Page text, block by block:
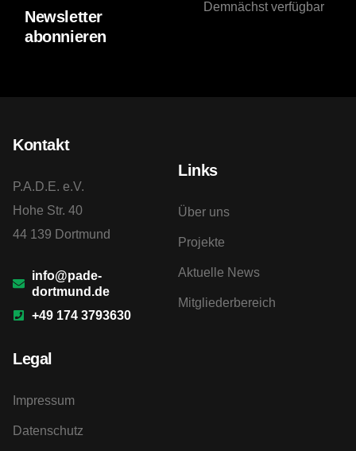
Newsletter
abonnieren
Demnächst verfügbar
Kontakt
P.A.D.E. e.V.
Hohe Str. 40
44 139 Dortmund
info@pade-
dortmund.de
+49 174 3793630
Links
Über uns
Projekte
Aktuelle News
Mitgliederbereich
Legal
Impressum
Datenschutz